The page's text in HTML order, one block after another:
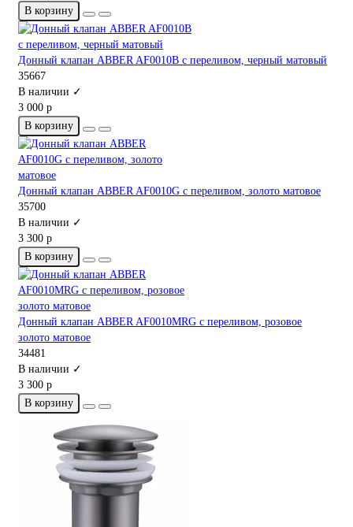
В корзину
Донный клапан ABBER AF0010B с переливом, черный матовый
35667
В наличии ✓
3 000 р
В корзину
Донный клапан ABBER AF0010G с переливом, золото матовое
35700
В наличии ✓
3 300 р
В корзину
Донный клапан ABBER AF0010MRG с переливом, розовое
золото матовое
34481
В наличии ✓
3 300 р
В корзину